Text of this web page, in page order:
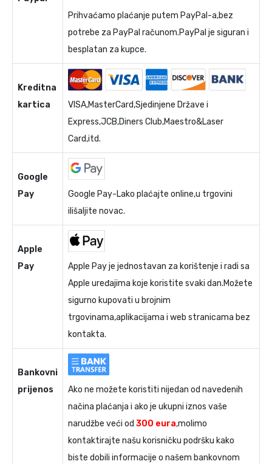
Prihvaćamo plaćanje putem PayPal-a,bez
potrebe za PayPal računom.PayPal je siguran i
besplatan za kupce.
Kreditna
kartica
VISA,MasterCard,Sjedinjene Države i
Express,JCB,Diners Club,Maestro&Laser
Card,itd.
Google
Pay
Google Pay-Lako plaćajte online,u trgovini
ilišaljite novac.
Apple
Pay
Apple Pay je jednostavan za korištenje i radi sa
Apple uređajima koje koristite svaki dan.Možete
sigurno kupovati u brojnim
trgovinama,aplikacijama i web stranicama bez
kontakta.
Bankovni
prijenos
Ako ne možete koristiti nijedan od navedenih
načina plaćanja i ako je ukupni iznos vaše
narudžbe veći od 300 eura,molimo
kontaktirajte našu korisničku podršku kako
biste dobili informacije o našem bankovnom